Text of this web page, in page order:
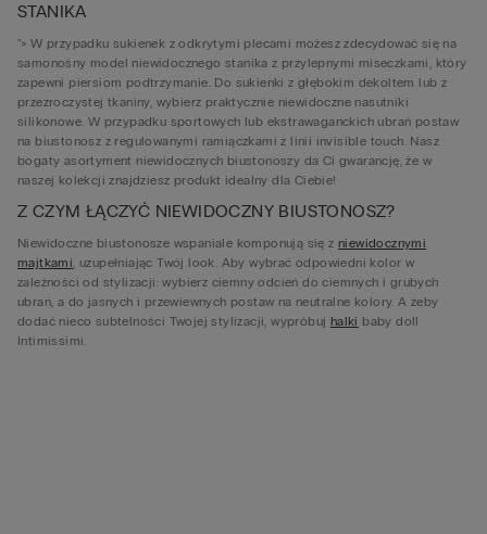
STANIKA
"> W przypadku sukienek z odkrytymi plecami możesz zdecydować się na
samonośny model niewidocznego stanika z przylepnymi miseczkami, który
zapewni piersiom podtrzymanie. Do sukienki z głębokim dekoltem lub z
przezroczystej tkaniny, wybierz praktycznie niewidoczne nasutniki
silikonowe. W przypadku sportowych lub ekstrawaganckich ubrań postaw
na biustonosz z regulowanymi ramiączkami z linii invisible touch. Nasz
bogaty asortyment niewidocznych biustonoszy da Ci gwarancję, że w
naszej kolekcji znajdziesz produkt idealny dla Ciebie!
Z CZYM ŁĄCZYĆ NIEWIDOCZNY BIUSTONOSZ?
Niewidoczne biustonosze wspaniale komponują się z niewidocznymi
majtkami, uzupełniając Twój look. Aby wybrać odpowiedni kolor w
zależności od stylizacji: wybierz ciemny odcień do ciemnych i grubych
ubrań, a do jasnych i przewiewnych postaw na neutralne kolory. A żeby
dodać nieco subtelności Twojej stylizacji, wypróbuj halki baby doll
Intimissimi.